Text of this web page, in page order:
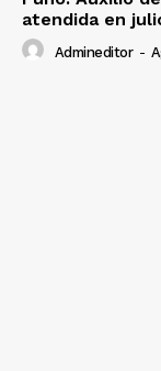
atendida en
Admineditor -